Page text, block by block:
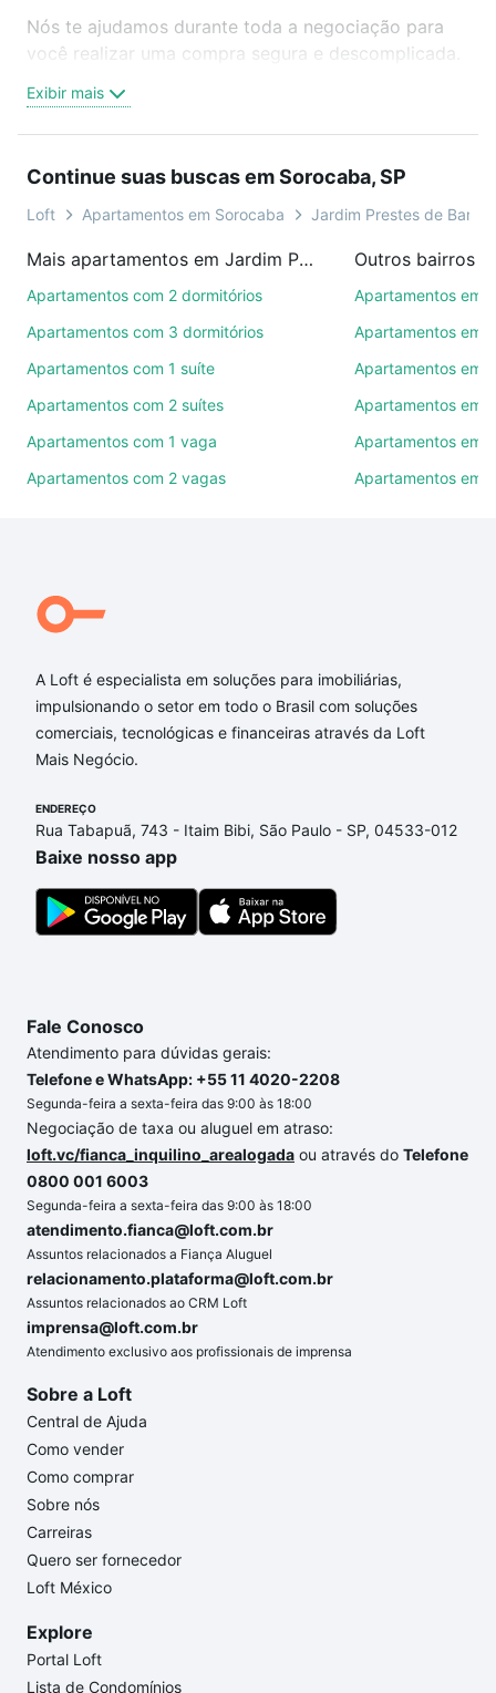
Nós te ajudamos durante toda a negociação para
você realizar uma compra segura e descomplicada.
trabalho e do metrô, aqui você vai encontrar a
oferta ideal de Apartamentos com 3 vagas à venda
conquistar seu sonho. Agende uma visita presencial
ou por videochamada, é grátis, sem compromisso e
imobiliárias te ajudando na compra, venda ou troca
de imóveis.
Como escolher um imóvel?
Use barra de busca no topo para pesquisar por
ruas, bairros e até condomínios favoritos. Você
também pode usar os filtros como quantidade de
combinar perfeitamente com o preço, metragem e
Sorocaba, SP ideal para você na Loft.
Qual o preço de Apartamentos com 3 vagas à
Aqui na Loft temos a oferta ideal para você, com
Apartamentos com 3 vagas à venda em Jardim
Prestes de Barros, Sorocaba, SP que custam a partir
imobiliário as parcelas podem se adequar ao seu
orçamento. Se ainda tem alguma dúvida dos custos
envolvidos no processo de compra, veja em nosso
portal quanto custa comprar um apartamento
conte com a gente para comprar o imóvel dos seus
Exibir mais
Continue suas buscas em Sorocaba, SP
Loft Apartamentos em Sorocaba Jardim Prestes de Barros
Mais apartamentos em Jardim Prestes de Barros
Apartamentos com 2 dormitórios
Apartamentos com 3 dormitórios
Apartamentos com 1 suíte
Apartamentos com 2 suítes
Apartamentos com 1 vaga
Apartamentos com 2 vagas
Outros bairros
Apartamentos em
Apartamentos em
Apartamentos em
Apartamentos em
Apartamentos em
Apartamentos em
A Loft é especialista em soluções para imobiliárias,
impulsionando o setor em todo o Brasil com soluções
comerciais, tecnológicas e financeiras através da Loft
Mais Negócio.
ENDEREÇO
Rua Tabapuã, 743 - Itaim Bibi, São Paulo - SP, 04533-012
Baixe nosso app
Fale Conosco
Atendimento para dúvidas gerais:
Telefone e WhatsApp: +55 11 4020-2208
Segunda-feira a sexta-feira das 9:00 às 18:00
Negociação de taxa ou aluguel em atraso:
loft.vc/fianca_inquilino_arealogada ou através do Telefone
0800 001 6003
Segunda-feira a sexta-feira das 9:00 às 18:00
atendimento.fianca@loft.com.br
Assuntos relacionados a Fiança Aluguel
relacionamento.plataforma@loft.com.br
Assuntos relacionados ao CRM Loft
imprensa@loft.com.br
Atendimento exclusivo aos profissionais de imprensa
Sobre a Loft
Central de Ajuda
Como vender
Como comprar
Sobre nós
Carreiras
Quero ser fornecedor
Loft México
Explore
Portal Loft
Lista de Condomínios